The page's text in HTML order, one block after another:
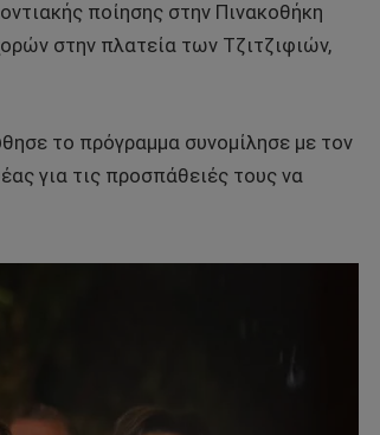
ποίησης στην Πινακοθήκη
στην πλατεία των Τζιτζιφιών,
το πρόγραμμα συνομίλησε με τον
για τις προσπάθειές τους να